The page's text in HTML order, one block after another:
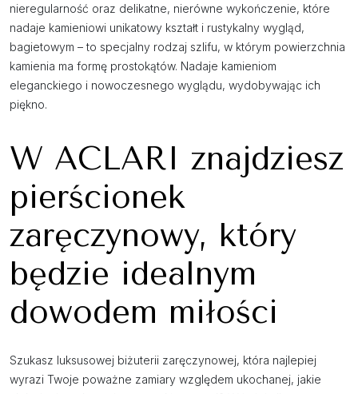
nieregularność oraz delikatne, nierówne wykończenie, które
nadaje kamieniowi unikatowy kształt i rustykalny wygląd,
bagietowym – to specjalny rodzaj szlifu, w którym powierzchnia
kamienia ma formę prostokątów. Nadaje kamieniom
eleganckiego i nowoczesnego wyglądu, wydobywając ich
piękno.
W ACLARI znajdziesz
pierścionek
zaręczynowy, który
będzie idealnym
dowodem miłości
Szukasz luksusowej biżuterii zaręczynowej, która najlepiej
wyrazi Twoje poważne zamiary względem ukochanej, jakie